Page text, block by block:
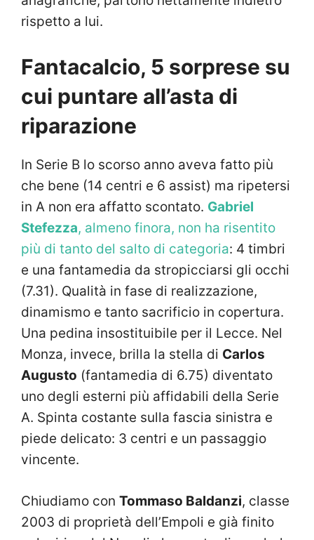
rispetto a lui.
Fantacalcio, 5 sorprese su
cui puntare all’asta di
riparazione
In Serie B lo scorso anno aveva fatto più
che bene (14 centri e 6 assist) ma ripetersi
in A non era affatto scontato. Gabriel
Stefezza, almeno finora, non ha risentito
più di tanto del salto di categoria: 4 timbri
e una fantamedia da stropicciarsi gli occhi
(7.31). Qualità in fase di realizzazione,
dinamismo e tanto sacrificio in copertura.
Una pedina insostituibile per il Lecce. Nel
Monza, invece, brilla la stella di Carlos
Augusto (fantamedia di 6.75) diventato
uno degli esterni più affidabili della Serie
A. Spinta costante sulla fascia sinistra e
piede delicato: 3 centri e un passaggio
vincente.
Chiudiamo con Tommaso Baldanzi, classe
2003 di proprietà dell’Empoli e già finito